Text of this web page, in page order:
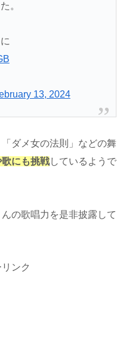
。
13, 2024
ダメ女の法則」などの舞
にも挑戦しているようで
の歌唱力を是非披露して
ンク